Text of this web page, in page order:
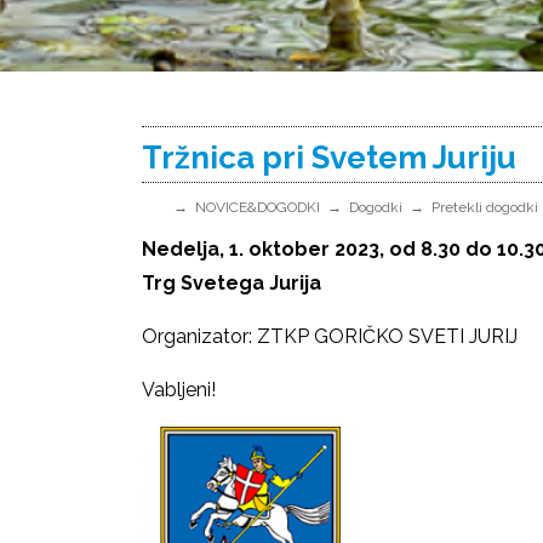
Tržnica pri Svetem Juriju
NOVICE&DOGODKI Dogodki Pretekli dogodki
Nedelja, 1. oktober 2023, od 8.30 do
Trg Svetega Jurija
Organizator: ZTKP GORIČKO SVETI JURIJ
Vabljeni!